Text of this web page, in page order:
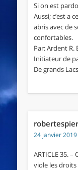
Si on est
Aussi; c’est a
abris avec de
confortables.
Par: Ardent R.
Initiateur de
De grands
24 janvier
ARTICLE 35.
viole les droits